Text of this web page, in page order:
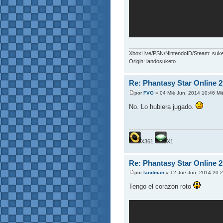
XboxLive/PSN/NintendoID/Steam:
Origin: landosuketo
Re: Phantasy Star Online 2
porFVG » 04 Mié Jun, 2014 10:46
No. Lo hubiera jugado.
X361 X1
Re: Phantasy Star Online 2
porlandman » 12 Jue Jun, 2014
Tengo el corazón roto